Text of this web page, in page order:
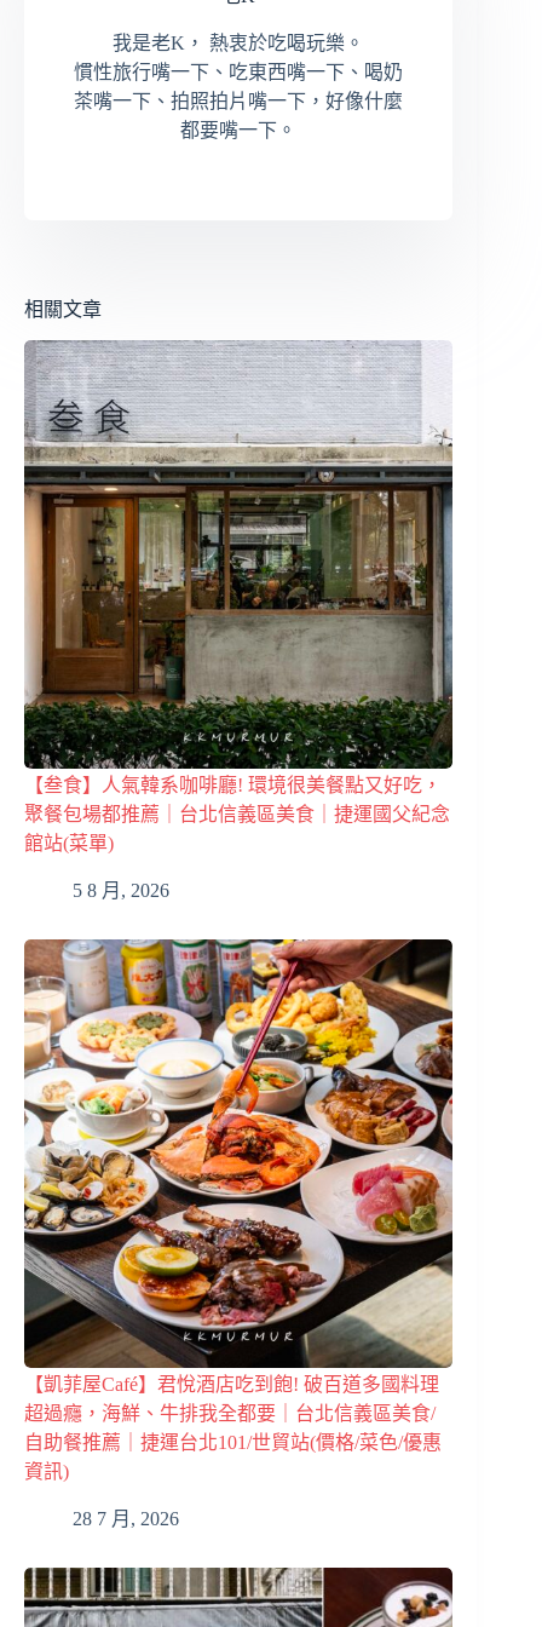
我是老K， 熱衷於吃喝玩樂。
慣性旅行嘴一下、吃東西嘴一下、喝奶
茶嘴一下、拍照拍片嘴一下，好像什麼
都要嘴一下。
相關文章
【叁食】人氣韓系咖啡廳! 環境很美餐點又好吃，
聚餐包場都推薦｜台北信義區美食｜捷運國父紀念
館站(菜單)
5 8 月, 2026
【凱菲屋Café】君悅酒店吃到飽! 破百道多國料理
超過癮，海鮮、牛排我全都要｜台北信義區美食/
自助餐推薦｜捷運台北101/世貿站(價格/菜色/優惠
資訊)
28 7 月, 2026